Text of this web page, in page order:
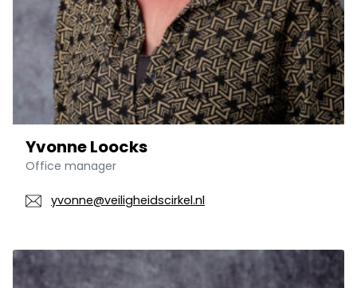
Yvonne Loocks
Office manager
yvonne@veiligheidscirkel.nl